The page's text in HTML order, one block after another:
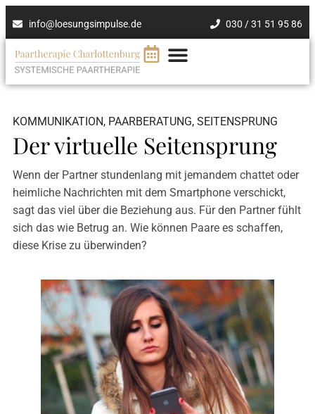
info@loesungsimpulse.de 030 / 31 51 95 86
KOMMUNIKATION, PAARBERATUNG, SEITENSPRUNG
Der virtuelle Seitensprung
Wenn der Partner stundenlang mit jemandem chattet oder
heimliche Nachrichten mit dem Smartphone verschickt,
sagt das viel über die Beziehung aus. Für den Partner fühlt
sich das wie Betrug an. Wie können Paare es schaffen,
diese Krise zu überwinden?